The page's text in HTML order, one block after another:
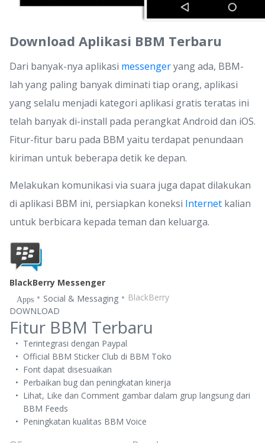
Download Aplikasi BBM Terbaru
Dari banyak-nya aplikasi messengeryang ada, BBM-
lah yang paling banyak diminati tiap orang, aplikasi
yang selalu menjadi kategori aplikasi gratis teratas ini
telah banyak di-install pada perangkat Android dan iOS.
Fitur-fitur baru pada BBM yaitu terdapat penundaan
kiriman untuk beberapa detik ke depan.
Melakukan komunikasi via suara juga dapat dilakukan
di aplikasi BBM ini, persiapkan koneksi Internet kalian
untuk berbicara kepada teman dan keluarga.
BlackBerry Messenger
Apps Social & Messaging
BlackBerry
DOWNLOAD
Fitur BBM Terbaru
Terintegrasi dengan Paypal
Official BBM Sticker Club di BBM Toko
Font dapat disesuaikan
Perbaikan bug dan peningkatan kinerja
Lihat, Like dan Comment gambar dalam grup langsung dari
BBM Feeds
Peningkatan kualitas BBM Voice